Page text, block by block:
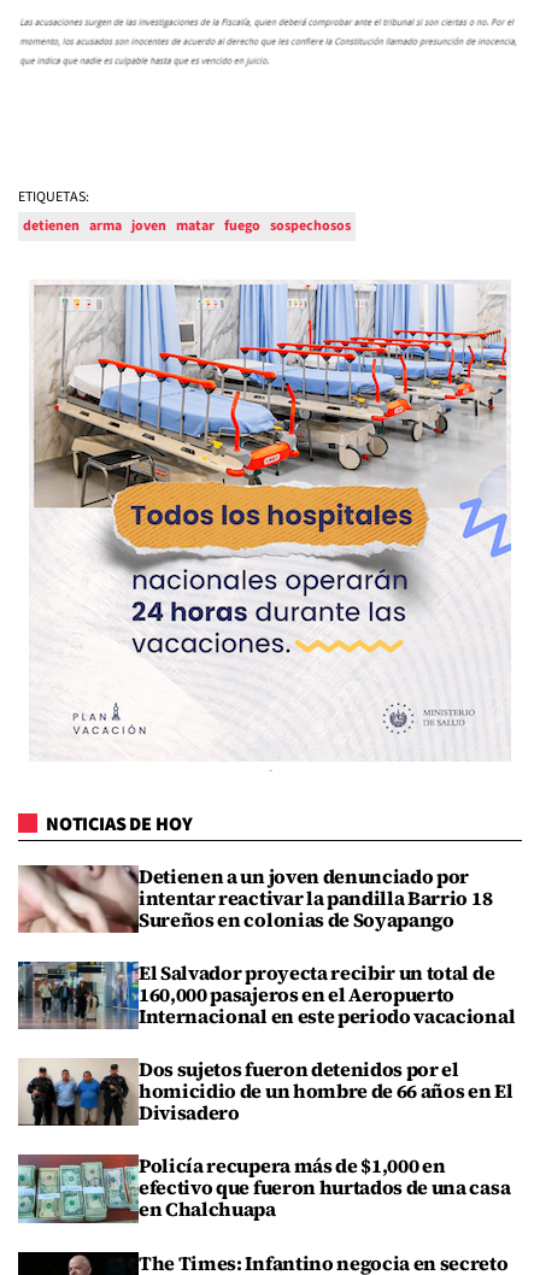
ETIQUETAS:
detienen arma joven matar fuego sospechosos
NOTICIAS DE HOY
Detienen a un joven denunciado por
intentar reactivar la pandilla Barrio 18
Sureños en colonias de Soyapango
El Salvador proyecta recibir un total de
160,000 pasajeros en el Aeropuerto
Internacional en este periodo vacacional
Dos sujetos fueron detenidos por el
homicidio de un hombre de 66 años en El
Divisadero
Policía recupera más de $1,000 en
efectivo que fueron hurtados de una casa
en Chalchuapa
The Times: Infantino negocia en secreto